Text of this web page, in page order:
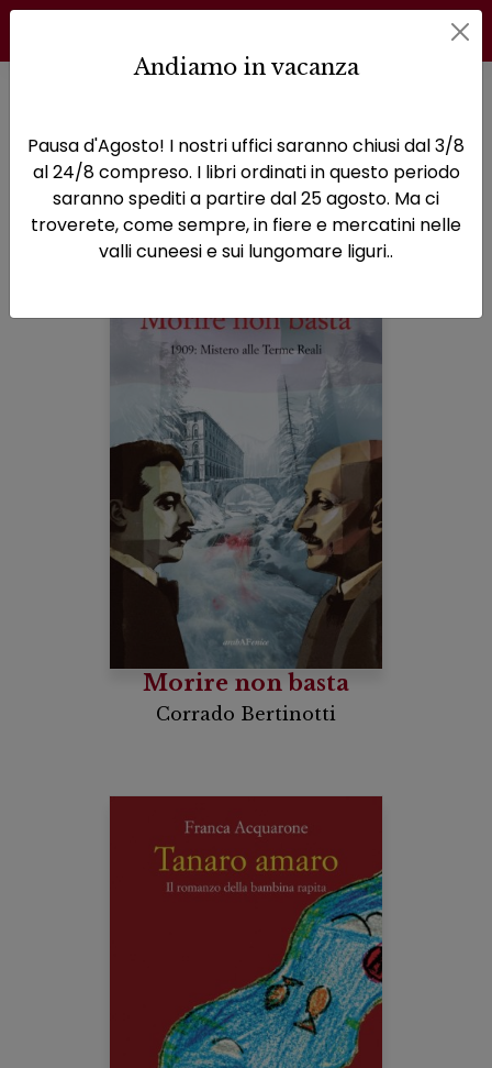
Narrativa
Prodotti della categoria: Narrativa
Morire non basta
Corrado Bertinotti
Andiamo in vacanza
Pausa d'Agosto! I nostri uffici saranno chiusi dal 3/8
al 24/8 compreso. I libri ordinati in questo periodo
saranno spediti a partire dal 25 agosto. Ma ci
troverete, come sempre, in fiere e mercatini nelle
valli cuneesi e sui lungomare liguri..